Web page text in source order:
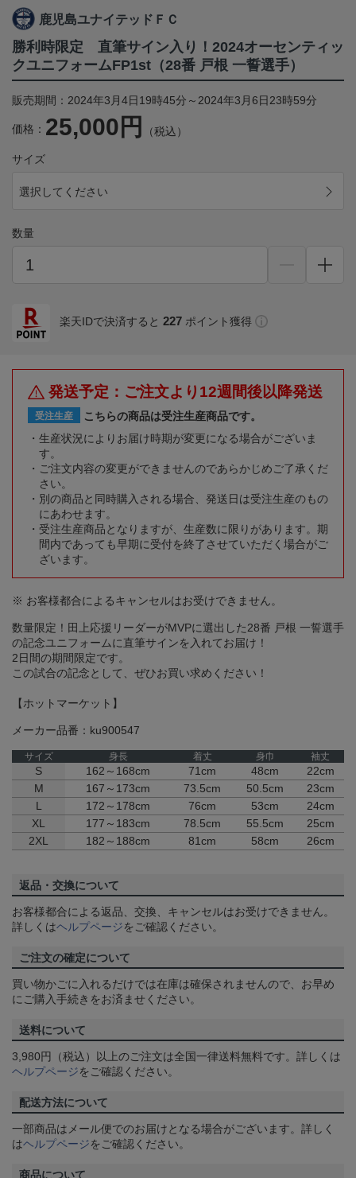
鹿児島ユナイテッドＦＣ
勝利時限定 直筆サイン入り！2024オーセンティッ
クユニフォームFP1st（28番 戸根 一誓選手）
販売期間：2024年3月4日19時45分～2024年3月6日23時59分
価格： 25,000円 （税込）
サイズ
選択してください
数量
楽天IDで決済すると 227 ポイント獲得
発送予定：ご注文より12週間後以降発送
受注生産
こちらの商品は受注生産商品です。
生産状況によりお届け時期が変更になる場合がございま
す。
ご注文内容の変更ができませんのであらかじめご了承くだ
さい。
別の商品と同時購入される場合、発送日は受注生産のもの
にあわせます。
受注生産商品となりますが、生産数に限りがあります。期
間内であっても早期に受付を終了させていただく場合がご
ざいます。
※ お客様都合によるキャンセルはお受けできません。
数量限定！田上応援リーダーがMVPに選出した28番 戸根 一誓選手
の記念ユニフォームに直筆サインを入れてお届け！
2日間の期間限定です。
この試合の記念として、ぜひお買い求めください！
【ホットマーケット】
メーカー品番：ku900547
サイズ 身長 着丈 身巾 袖丈
S 162～168cm 71cm 48cm
22cm
M
167～173cm 73.5cm 50.5cm
23cm
L
172～178cm 76cm 53cm
24cm
XL
177～183cm 78.5cm 55.5cm
25cm
2XL
182～188cm 81cm 58cm 26cm
返品・交換について
お客様都合による返品、交換、キャンセルはお受けできません。
詳しくはヘルプページをご確認ください。
ご注文の確定について
買い物かごに入れるだけでは在庫は確保されませんので、お早め
にご購入手続きをお済ませください。
送料について
3,980円（税込）以上のご注文は全国一律送料無料です。詳しくは
ヘルプページをご確認ください。
配送方法について
一部商品はメール便でのお届けとなる場合がございます。詳しく
はヘルプページをご確認ください。
商品について